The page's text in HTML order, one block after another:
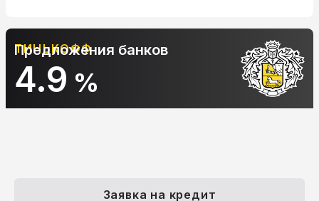
АЛЬФА-БАНК
10.9%
Предложения банков
Заявка на кредит